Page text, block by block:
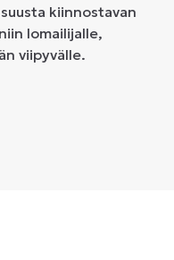
kiinnostavan
lomailijalle,
viipyvälle.